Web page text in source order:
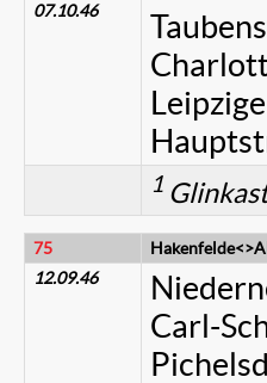
07.10.46
1
75
12.09.46
Carl-